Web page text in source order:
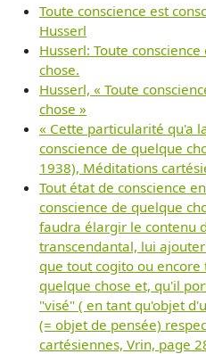
Toute conscience est
Husserl
Husserl: Toute
chose.
Husserl, « Toute
chose »
« Cette particularité qu'a
conscience de quelque
1938), Méditations
Tout état de conscience
conscience de quelque
faudra élargir le contenu
transcendantal, lui
que tout cogito ou
quelque chose et, qu'il
"visé" ( en tant qu'objet
(= objet de pensée)
cartésiennes, Vrin, page